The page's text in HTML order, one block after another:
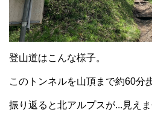
登山道はこんな様子。
このトンネルを山頂まで約60分
振り返ると北アルプスが...見えま